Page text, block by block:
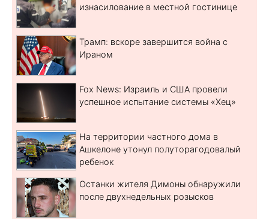
изнасилование в местной гостинице
Трамп: вскоре завершится война с
Ираном
Fox News: Израиль и США провели
успешное испытание системы «Хец»
На территории частного дома в
Ашкелоне утонул полуторагодовалый
ребенок
Останки жителя Димоны обнаружили
после двухнедельных розысков